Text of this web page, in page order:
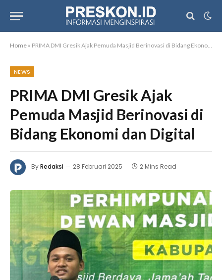
Home » PRIMA DMI Gresik Ajak Pemuda Masjid Berinovasi di Bidang Ekonomi dan Digital
NEWS
PRIMA DMI Gresik Ajak
Pemuda Masjid Berinovasi di
Bidang Ekonomi dan Digital
ByRedaksi 28 Februari 2025 2 Mins Read